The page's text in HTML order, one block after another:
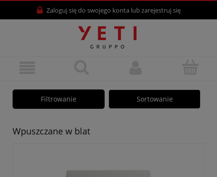
Zaloguj siędo swojego konta lubzarejestruj się
Filtrowanie Sortowanie
Wpuszczane w blat